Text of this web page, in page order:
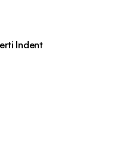
Indent